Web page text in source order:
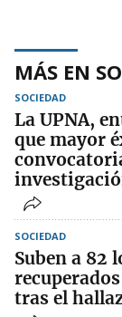
MÁS EN
SOCIEDAD
La UPNA,
que mayor
SOCIEDAD
Suben a 82
tras el